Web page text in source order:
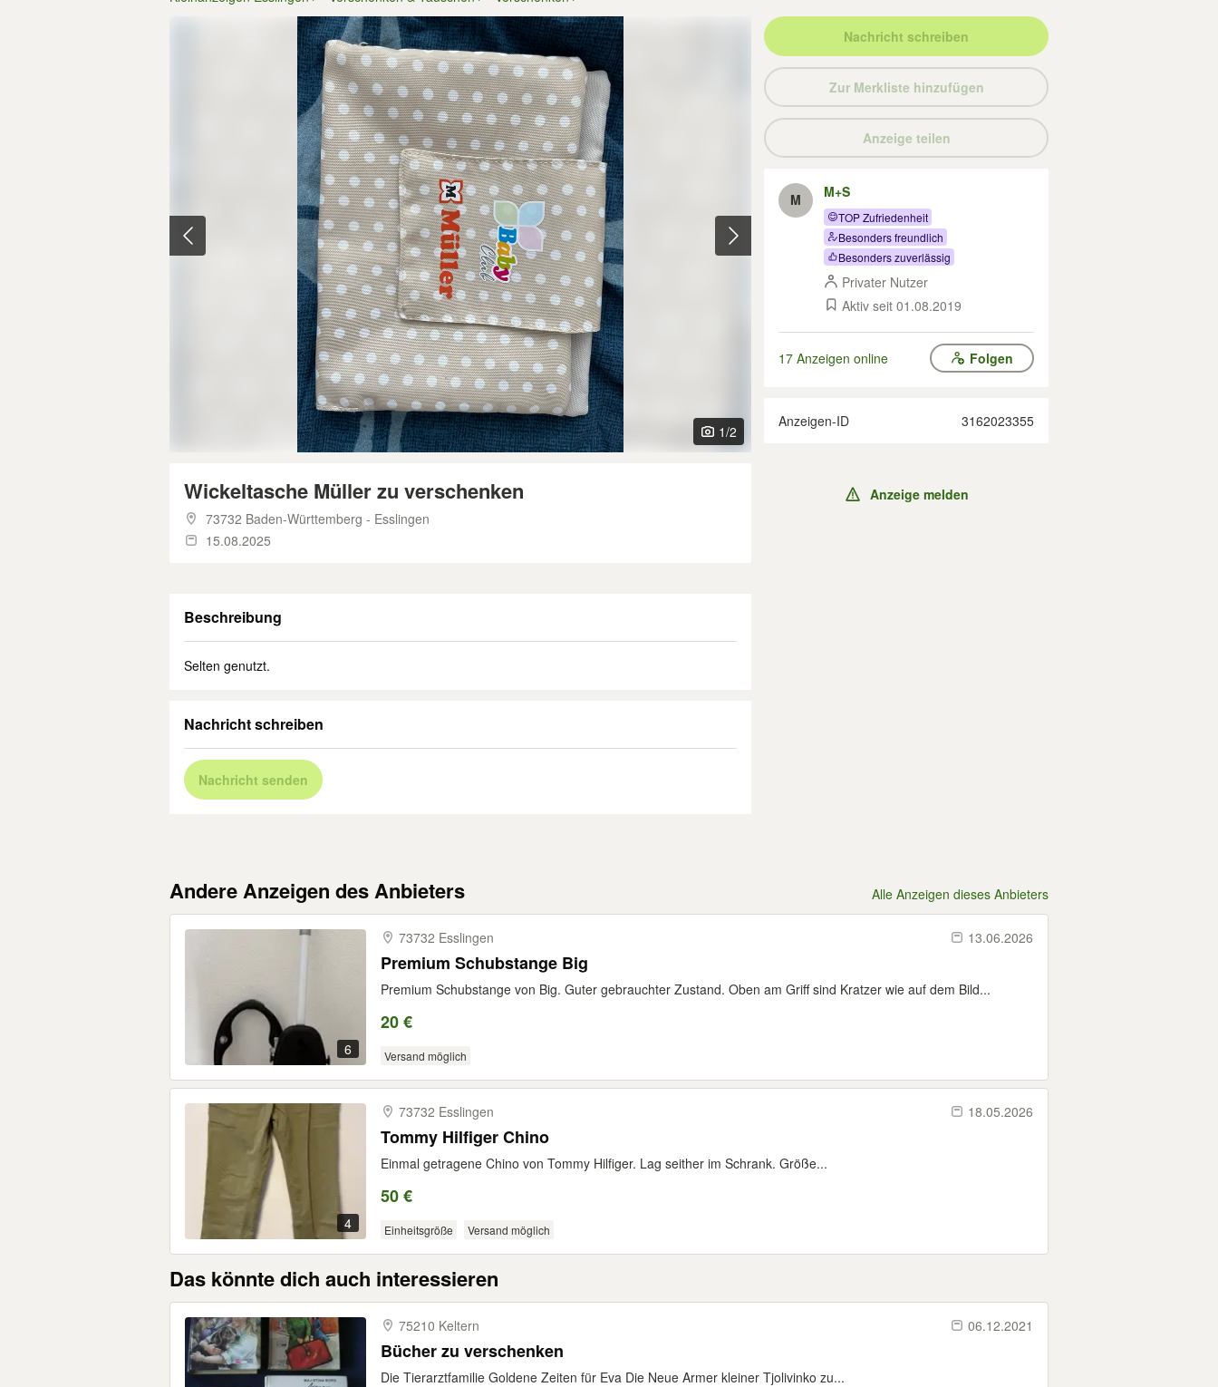
1/2
Wickeltasche Müller zu verschenken
73732 Baden-Württemberg - Esslingen
15.08.2025
Beschreibung
Selten genutzt.
Nachricht schreiben
Nachricht senden
Nachricht schreiben
Zur Merkliste hinzufügen
Anzeige teilen
M M+S
TOP Zufriedenheit
Besonders freundlich
Besonders zuverlässig
Privater Nutzer
Aktiv seit 01.08.2019
17 Anzeigen online Folgen
Anzeigen-ID 3162023355
Anzeige melden
Andere Anzeigen des Anbieters Alle Anzeigen dieses Anbieters
6
73732 Esslingen 13.06.2026
Premium Schubstange Big
Premium Schubstange von Big. Guter gebrauchter Zustand. Oben am Griff sind Kratzer wie auf dem Bild...
20 €
Versand möglich
4
73732 Esslingen 18.05.2026
Tommy Hilfiger Chino
Einmal getragene Chino von Tommy Hilfiger. Lag seither im Schrank. Größe...
50 €
Einheitsgröße Versand möglich
Das könnte dich auch interessieren
75210 Keltern 06.12.2021
Bücher zu verschenken
Die Tierarztfamilie Goldene Zeiten für Eva Die Neue Armer kleiner Tjolivinko zu...